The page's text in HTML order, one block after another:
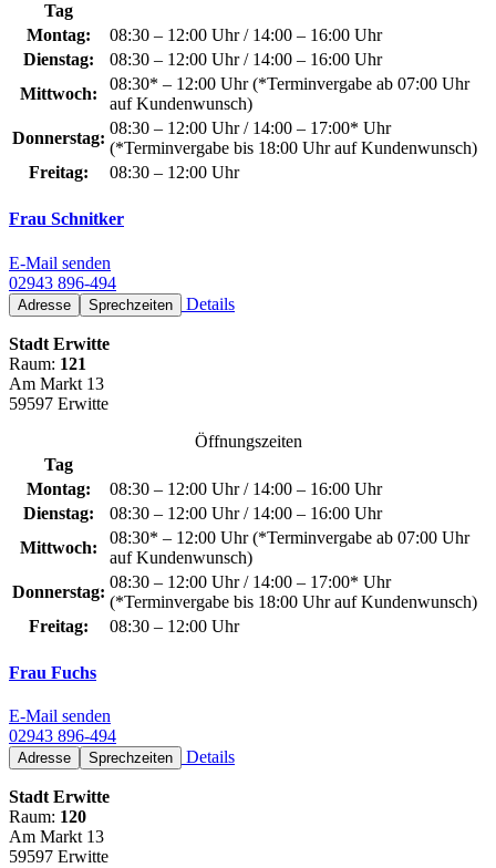
Tag
Montag:
08:30 – 12:00 Uhr / 14:00 – 16:00 Uhr
Dienstag:
08:30 – 12:00 Uhr / 14:00 – 16:00 Uhr
Mittwoch:
08:30* – 12:00 Uhr (*Terminvergabe ab 07:00 Uhr
auf Kundenwunsch)
Donnerstag:
08:30 – 12:00 Uhr / 14:00 – 17:00* Uhr
(*Terminvergabe bis 18:00 Uhr auf Kundenwunsch)
Freitag:
08:30 – 12:00 Uhr
Frau Schnitker
E-Mail senden
02943 896-494
Adresse Sprechzeiten Details
Stadt Erwitte
Raum: 121
Am Markt 13
59597 Erwitte
Öffnungszeiten
Tag
Montag:
08:30 – 12:00 Uhr / 14:00 – 16:00 Uhr
Dienstag:
08:30 – 12:00 Uhr / 14:00 – 16:00 Uhr
Mittwoch:
08:30* – 12:00 Uhr (*Terminvergabe ab 07:00 Uhr
auf Kundenwunsch)
Donnerstag:
08:30 – 12:00 Uhr / 14:00 – 17:00* Uhr
(*Terminvergabe bis 18:00 Uhr auf Kundenwunsch)
Freitag:
08:30 – 12:00 Uhr
Frau Fuchs
E-Mail senden
02943 896-494
Adresse Sprechzeiten Details
Stadt Erwitte
Raum: 120
Am Markt 13
59597 Erwitte